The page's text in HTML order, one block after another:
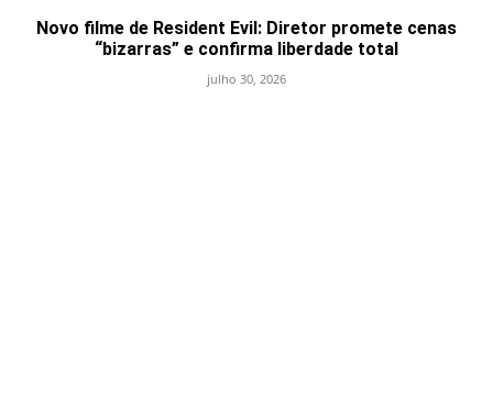
Novo filme de Resident Evil: Diretor promete cenas
“bizarras” e confirma liberdade total
julho 30, 2026